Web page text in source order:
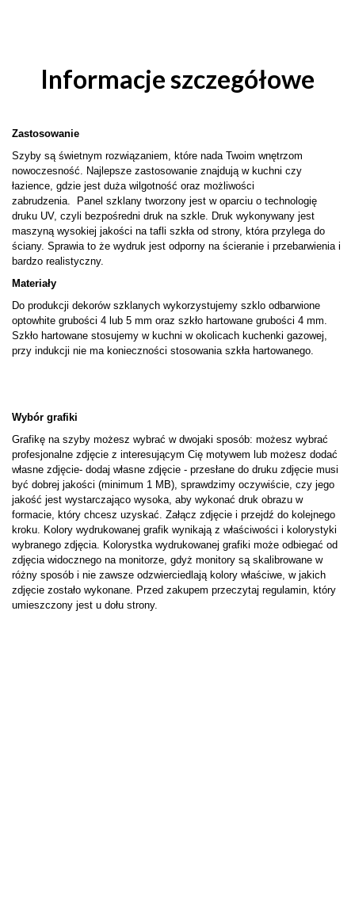
Informacje szczegółowe
Zastosowanie
Szyby są świetnym rozwiązaniem, które nada Twoim wnętrzom
nowoczesność. Najlepsze zastosowanie znajdują w kuchni czy
łazience, gdzie jest duża wilgotność oraz możliwości
zabrudzenia. Panel szklany tworzony jest w oparciu o technologię
druku UV, czyli bezpośredni druk na szkle. Druk wykonywany jest
maszyną wysokiej jakości na tafli szkła od strony, która przylega do
ściany. Sprawia to że wydruk jest odporny na ścieranie i przebarwienia i
bardzo realistyczny.
Materiały
Do produkcji dekorów szklanych wykorzystujemy szklo odbarwione
optowhite grubości 4 lub 5 mm oraz szkło hartowane grubości 4 mm.
Szkło hartowane stosujemy w kuchni w okolicach kuchenki gazowej,
przy indukcji nie ma konieczności stosowania szkła hartowanego.
Wybór grafiki
Grafikę na szyby możesz wybrać w dwojaki sposób: możesz wybrać
profesjonalne zdjęcie z interesującym Cię motywem lub możesz dodać
własne zdjęcie- dodaj własne zdjęcie - przesłane do druku zdjęcie musi
być dobrej jakości (minimum 1 MB), sprawdzimy oczywiście, czy jego
jakość jest wystarczająco wysoka, aby wykonać druk obrazu w
formacie, który chcesz uzyskać. Załącz zdjęcie i przejdź do kolejnego
kroku. Kolory wydrukowanej grafik wynikają z właściwości i kolorystyki
wybranego zdjęcia. Kolorystka wydrukowanej grafiki może odbiegać od
zdjęcia widocznego na monitorze, gdyż monitory są skalibrowane w
różny sposób i nie zawsze odzwierciedlają kolory właściwe, w jakich
zdjęcie zostało wykonane. Przed zakupem przeczytaj regulamin, który
umieszczony jest u dołu strony.